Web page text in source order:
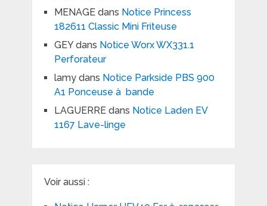
MENAGEdans Notice Princess
182611 Classic Mini Friteuse
GEYdans Notice Worx WX331.1
Perforateur
lamydans Notice Parkside PBS 900
A1 Ponceuse à bande
LAGUERREdans Notice Laden EV
1167 Lave-linge
Voir aussi :